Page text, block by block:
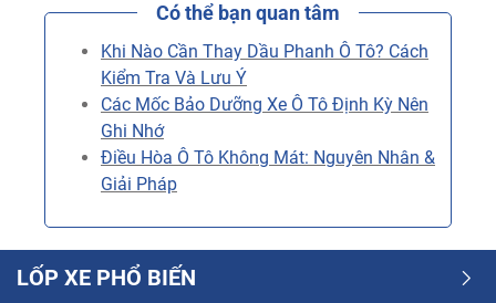
Có thể bạn quan tâm
Khi Nào Cần Thay Dầu Phanh Ô Tô? Cách
Kiểm Tra Và Lưu Ý
Các Mốc Bảo Dưỡng Xe Ô Tô Định Kỳ Nên
Ghi Nhớ
Điều Hòa Ô Tô Không Mát: Nguyên Nhân &
Giải Pháp
LỐP XE PHỔ BIẾN